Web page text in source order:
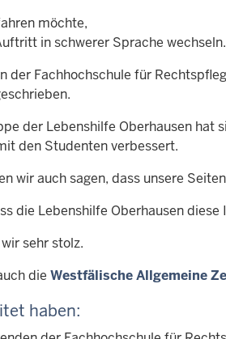
möchte,
in schwerer Sprache wechseln.
der Fachhochschule für
der Lebenshilfe Oberhausen hat
den Studenten verbessert.
wir auch sagen, dass unsere
die Lebenshilfe Oberhausen
sehr stolz.
die Westfälische Allgemeine
haben: